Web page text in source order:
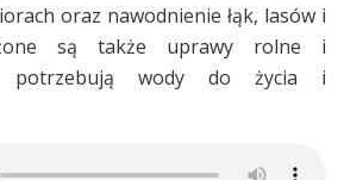
oraz nawodnienie łąk, lasów i
są także uprawy rolne i
potrzebują wody do życia i